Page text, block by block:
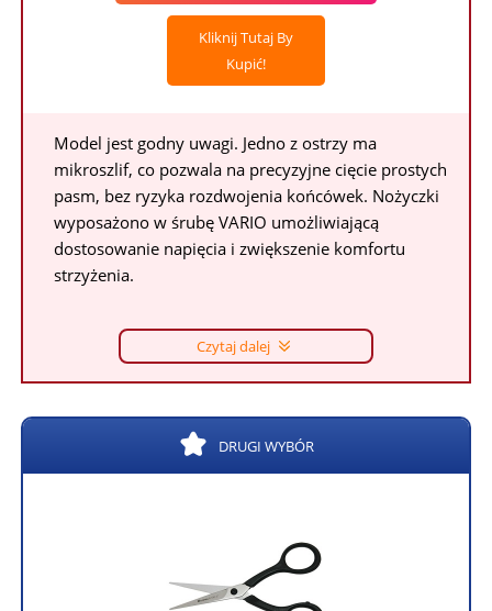
Kliknij Tutaj By
Kupić!
Model jest godny uwagi. Jedno z ostrzy ma
mikroszlif, co pozwala na precyzyjne cięcie prostych
pasm, bez ryzyka rozdwojenia końcówek. Nożyczki
wyposażono w śrubę VARIO umożliwiającą
dostosowanie napięcia i zwiększenie komfortu
strzyżenia.
Czytaj dalej
DRUGI WYBÓR